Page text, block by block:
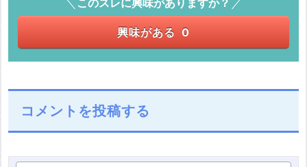
このスレに興味がありますか？
興味がある 0
コメントを投稿する